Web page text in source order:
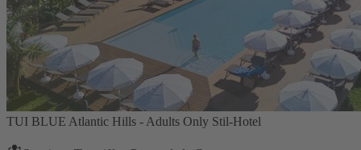
TUI BLUE Atlantic Hills - Adults Only Stil-Hotel